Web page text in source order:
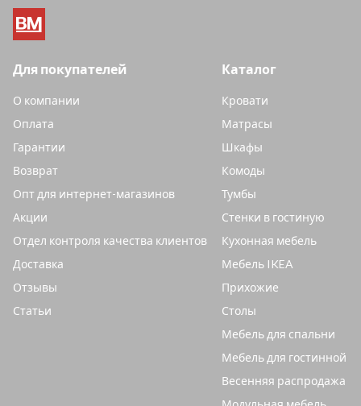
Каталог
Кровати
Матрасы
Шкафы
Комоды
Тумбы
Стенки в гостиную
Кухонная мебель
Мебель IKEA
Прихожие
Столы
Мебель для спальни
Мебель для гостинной
Весенняя распродажа
Для покупателей
О компании
Оплата
Гарантии
Возврат
Опт для интернет-магазинов
Акции
Отдел контроля качества клиентов
Доставка
Отзывы
Статьи